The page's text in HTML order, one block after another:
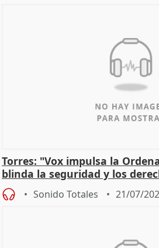
Torres: "Vox impulsa la
blinda la seguridad y los
control"
Sonido Totales 21/07/